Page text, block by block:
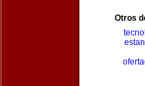
Otros